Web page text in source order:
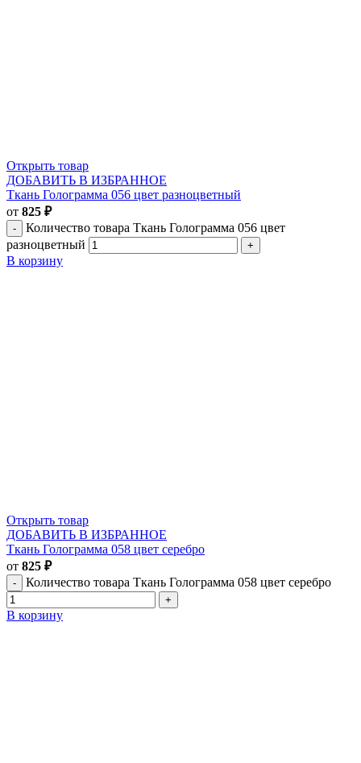
Открыть товар
ДОБАВИТЬ В ИЗБРАННОЕ
Ткань Голограмма 056 цвет разноцветный
от 825 ₽
Количество товара Ткань Голограмма 056 цвет
разноцветный
В корзину
Открыть товар
ДОБАВИТЬ В ИЗБРАННОЕ
Ткань Голограмма 058 цвет серебро
от 825 ₽
Количество товара Ткань Голограмма 058 цвет серебро
В корзину